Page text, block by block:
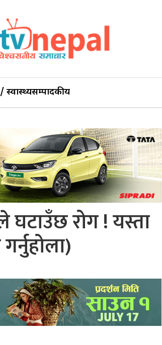
स्वास्थ्यसम्पादकीय
घटाउँछ रोग ! यस्ता